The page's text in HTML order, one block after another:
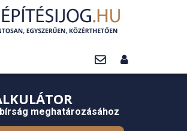
meghatározásához